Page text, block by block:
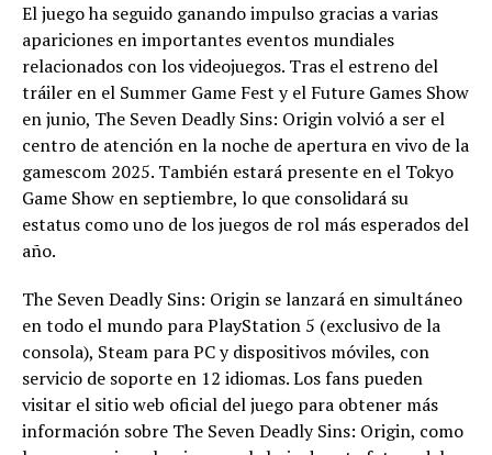
El juego ha seguido ganando impulso gracias a varias
apariciones en importantes eventos mundiales
relacionados con los videojuegos. Tras el estreno del
tráiler en el Summer Game Fest y el Future Games Show
en junio, The Seven Deadly Sins: Origin volvió a ser el
centro de atención en la noche de apertura en vivo de la
gamescom 2025. También estará presente en el Tokyo
Game Show en septiembre, lo que consolidará su
estatus como uno de los juegos de rol más esperados del
año.
The Seven Deadly Sins: Origin se lanzará en simultáneo
en todo el mundo para PlayStation 5 (exclusivo de la
consola), Steam para PC y dispositivos móviles, con
servicio de soporte en 12 idiomas. Los fans pueden
visitar el sitio web oficial del juego para obtener más
información sobre The Seven Deadly Sins: Origin, como